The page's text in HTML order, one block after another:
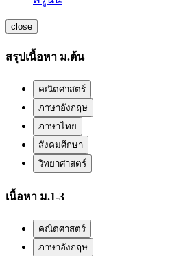
close
สรุปเนื้อหา ม.ต้น
คณิตศาสตร์
ภาษาอังกฤษ
ภาษาไทย
สังคมศึกษา
วิทยาศาสตร์
เนื้อหา ม.1-3
คณิตศาสตร์
ภาษาอังกฤษ